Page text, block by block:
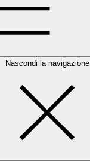
Nascondi la navigazione